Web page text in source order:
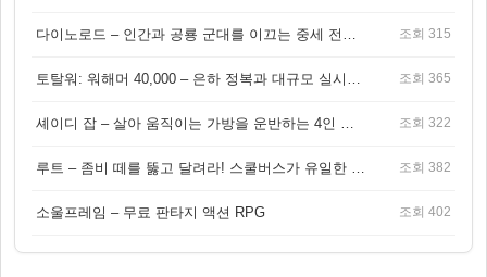
조회 315
조회 365
조회 322
조회 382
소울프레임 – 무료 판타지 액션 RPG 조회 402